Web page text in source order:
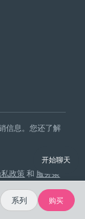
信息。您还了解
政策 和 服务条
开始聊天
系列 购买